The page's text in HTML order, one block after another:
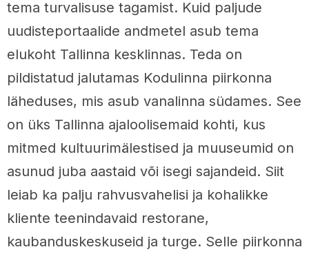
tema turvalisuse tagamist. Kuid paljude
uudisteportaalide andmetel asub tema
elukoht Tallinna kesklinnas. Teda on
pildistatud jalutamas Kodulinna piirkonna
läheduses, mis asub vanalinna südames. See
on üks Tallinna ajaloolisemaid kohti, kus
mitmed kultuurimälestised ja muuseumid on
asunud juba aastaid või isegi sajandeid. Siit
leiab ka palju rahvusvahelisi ja kohalikke
kliente teenindavaid restorane,
kaubanduskeskuseid ja turge. Selle piirkonna